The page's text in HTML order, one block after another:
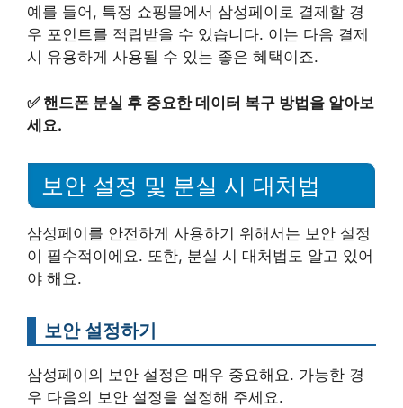
예를 들어, 특정 쇼핑몰에서 삼성페이로 결제할 경
우 포인트를 적립받을 수 있습니다. 이는 다음 결제
시 유용하게 사용될 수 있는 좋은 혜택이죠.
✅ 핸드폰 분실 후 중요한 데이터 복구 방법을 알아보
세요.
보안 설정 및 분실 시 대처법
삼성페이를 안전하게 사용하기 위해서는 보안 설정
이 필수적이에요. 또한, 분실 시 대처법도 알고 있어
야 해요.
보안 설정하기
삼성페이의 보안 설정은 매우 중요해요. 가능한 경
우 다음의 보안 설정을 설정해 주세요.